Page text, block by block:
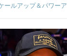
ールアップ＆パワー